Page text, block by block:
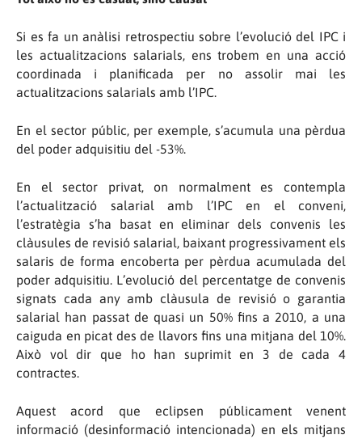
Si es fa un anàlisi retrospectiu sobre l’evolució del IPC i
les actualitzacions salarials, ens trobem en una acció
coordinada i planificada per no assolir mai les
actualitzacions salarials amb l’IPC.
En el sector públic, per exemple, s’acumula una pèrdua
del poder adquisitiu del -53%.
En el sector privat, on normalment es contempla
l’actualització salarial amb l’IPC en el conveni,
l’estratègia s’ha basat en eliminar dels convenis les
clàusules de revisió salarial, baixant progressivament els
salaris de forma encoberta per pèrdua acumulada del
poder adquisitiu. L’evolució del percentatge de convenis
signats cada any amb clàusula de revisió o garantia
salarial han passat de quasi un 50% fins a 2010, a una
caiguda en picat des de llavors fins una mitjana del 10%.
Això vol dir que ho han suprimit en 3 de cada 4
contractes.
Aquest acord que eclipsen públicament venent
informació (desinformació intencionada) en els mitjans